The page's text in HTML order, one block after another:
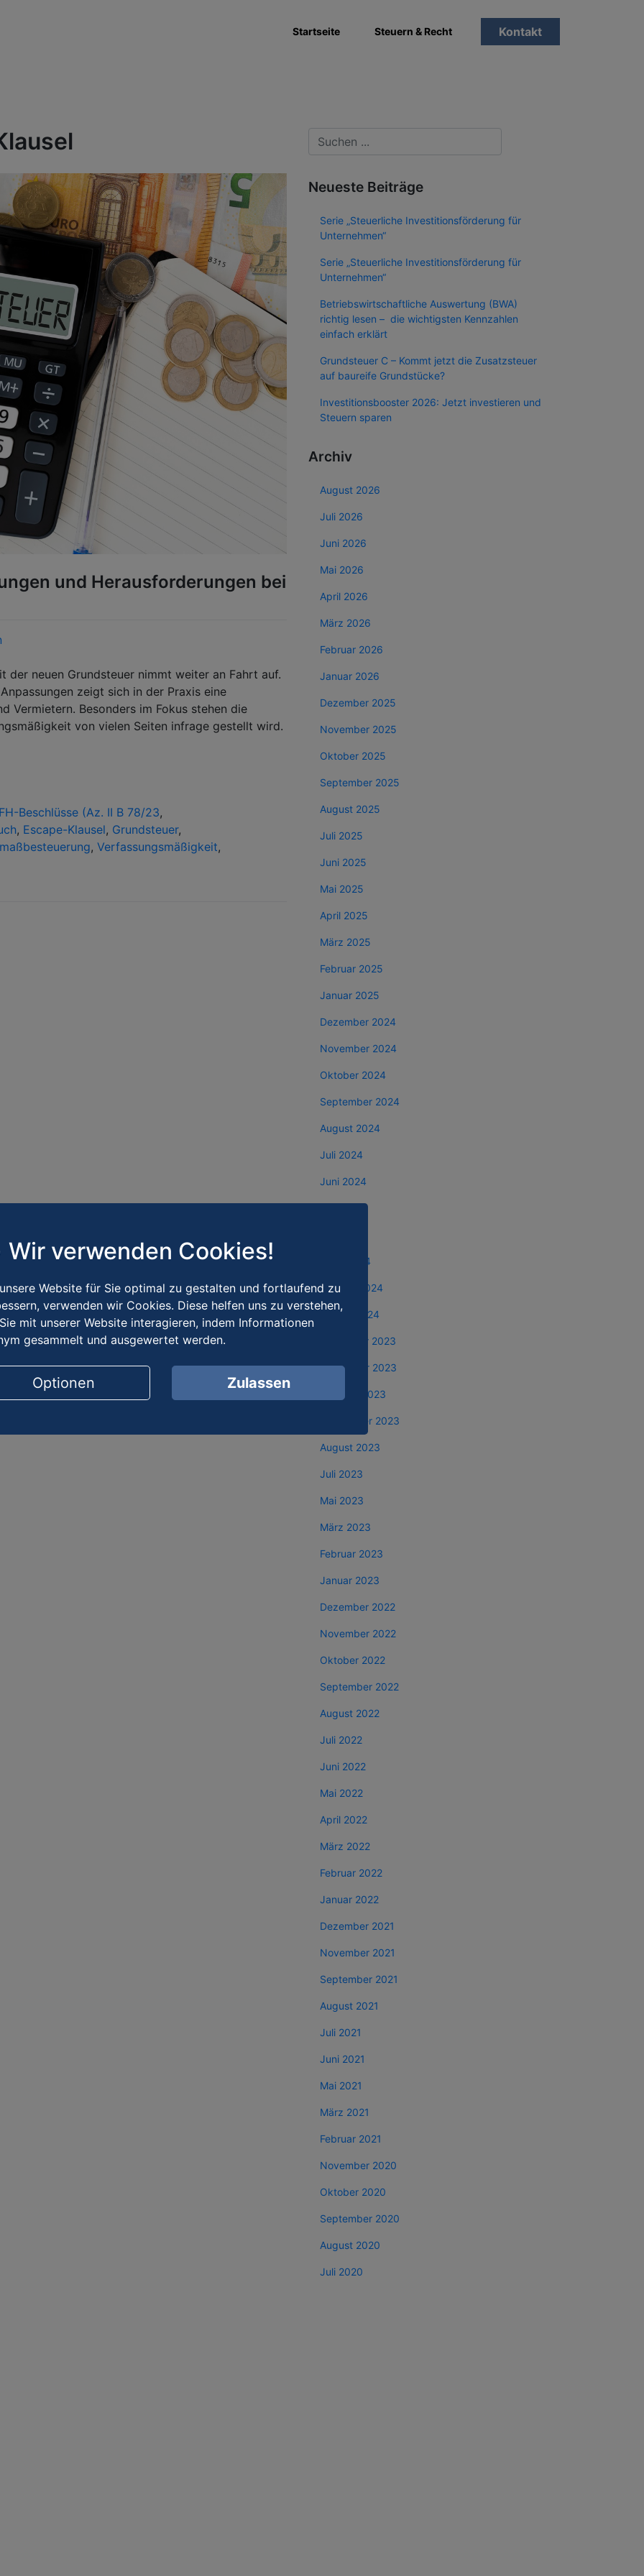
Startseite Steuern & Recht Kontakt
und Herausforderungen bei
der neuen Grundsteuer nimmt weiter an Fahrt auf.
zeigt sich in der Praxis eine
Vermietern. Besonders im Fokus stehen die
von vielen Seiten infrage gestellt wird.
Beschlüsse (Az. II B 78/23,
, Escape-Klausel, Grundsteuer,
, Verfassungsmäßigkeit,
Neueste Beiträge
Serie „Steuerliche Investitionsförderung für
Unternehmen“
Serie „Steuerliche Investitionsförderung für
Unternehmen“
Betriebswirtschaftliche Auswertung (BWA)
richtig lesen – die wichtigsten Kennzahlen
einfach erklärt
Grundsteuer C – Kommt jetzt die Zusatzsteuer
auf baureife Grundstücke?
Investitionsbooster 2026: Jetzt investieren und
Steuern sparen
Archiv
August 2026
Juli 2026
Juni 2026
Mai 2026
April 2026
März 2026
Februar 2026
Januar 2026
Dezember 2025
November 2025
Oktober 2025
September 2025
August 2025
Juli 2025
Juni 2025
Mai 2025
April 2025
März 2025
Februar 2025
Januar 2025
Dezember 2024
November 2024
Oktober 2024
September 2024
August 2024
Juli 2024
Juni 2024
März 2024
Februar 2024
Januar 2024
Dezember 2023
November 2023
Oktober 2023
September 2023
August 2023
Juli 2023
Mai 2023
März 2023
Februar 2023
Januar 2023
Dezember 2022
November 2022
Oktober 2022
September 2022
August 2022
Juli 2022
Juni 2022
Mai 2022
April 2022
März 2022
Februar 2022
Januar 2022
Dezember 2021
November 2021
September 2021
August 2021
Juli 2021
Juni 2021
Mai 2021
März 2021
Februar 2021
November 2020
Oktober 2020
September 2020
August 2020
Juli 2020
Wir verwenden Cookies!
Website für Sie optimal zu gestalten und fortlaufend zu
verwenden wir Cookies. Diese helfen uns zu verstehen,
mit unserer Website interagieren, indem Informationen
gesammelt und ausgewertet werden.
Zulassen
Optionen